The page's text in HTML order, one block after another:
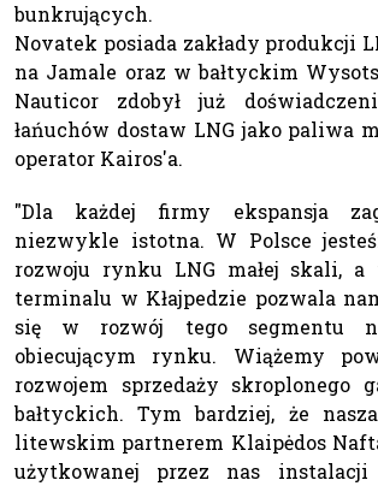
bunkrujących.
Novatek posiada zakłady produkcji
na Jamale oraz w bałtyckim
Nauticor zdobył już
łańuchów dostaw LNG jako paliwa
operator Kairos'a.
"Dla każdej firmy ekspansja
niezwykle istotna. W Polsce
rozwoju rynku LNG małej skali, a
terminalu w Kłajpedzie pozwala
się w rozwój tego segmentu
obiecującym rynku. Wiążemy
rozwojem sprzedaży skroplonego
bałtyckich. Tym bardziej, że
litewskim partnerem Klaipėdos
użytkowanej przez nas instalacji